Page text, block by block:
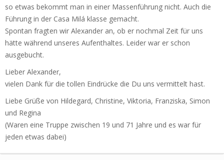
so etwas bekommt man in einer Massenführung nicht. Auch die
Führung in der Casa Milá klasse gemacht.
Spontan fragten wir Alexander an, ob er nochmal Zeit für uns
hätte während unseres Aufenthaltes. Leider war er schon
ausgebucht.
Lieber Alexander,
vielen Dank für die tollen Eindrücke die Du uns vermittelt hast.
Liebe Grüße von Hildegard, Christine, Viktoria, Franziska, Simon
und Regina
(Waren eine Truppe zwischen 19 und 71 Jahre und es war für
jeden etwas dabei)